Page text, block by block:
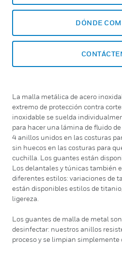
DÓNDE
La malla metálica de acero
extremo de protección contra
inoxidable se suelda
para hacer una lámina de fluido
4 anillos unidos en las costuras
sin huecos en las costuras para
cuchilla. Los guantes están
Los delantales y túnicas también
diferentes estilos: variaciones de
están disponibles estilos de
ligereza.
Los guantes de malla de metal
desinfectar: nuestros anillos
proceso y se limpian simplemente